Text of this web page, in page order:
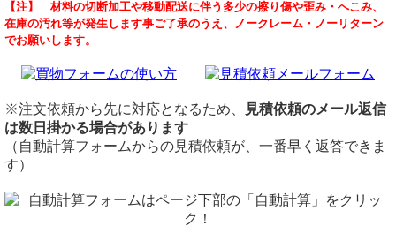
電気亜鉛メッキ処理・ボンデ鋼板（屋内用）の希望板厚・寸
法での切り売りです。 表面は電気亜鉛メッキ処理（つや無
し）のままです。
メッキの膜厚自体は薄いために耐候性が劣るため、主に建築
金物や家具、照明器具など室内に使う部品に用いられます。
価格
重量1.0kg当りの基準単価540円（単価倍率1.00）税込
購入材料価格は希望切断寸法重量による価格となります。
ただし板厚により単価倍率が違います。
最小幅15mmからのカットとなります。幅15mm以下はレー
ザーカット（要見積）にてお受けいたします。
ボンデ鋼板(電気亜鉛メッキ処理品 屋内用)
材質
材質：鉄板（屋内用）
表面：電気亜鉛メッキ処理
3x6（914mmx1,829mm)
4x8(1,219mmx2,438mm)
切断
シャーリング切断費：300円/枚～
切断面はバリ取り処理のみ（ペンキ補修無し）
備考
（ 2026/07/10 ）
板厚（t）： 1.0 mm
形状： ハット型曲げ加工（左右の折り返し平坦面に等ピッチ穴あき加
工）
2. 断面寸法（対称形状）
立ち上がり高さ： 15 mm
折り返し（リップ）幅： 15 mm
断面のトータル構成： ⁠15mm(折り返し) — 15mm(立ち上がり) —
65mm(底面) — 15mm(立ち上がり) — 15mm(折り返し)⁠
3. 穴加工仕様（両側の15mm折り返し面・計2列）
穴径： phi 4 mm（キリ）
穴位置： 左右の15mm折り返し面のセンター（端から 7.5 mm の位
【注】 材料の切断加工や移動配送に伴う多少の擦り傷や歪み・へこみ、
在庫の汚れ等が発生します事ご了承のうえ、ノークレーム・ノーリターン
でお願いします。
※注文依頼から先に対応となるため、
見積依頼のメール返信
は数日掛かる場合があります
（自動計算フォームからの見積依頼が、一番早く返答できま
す）